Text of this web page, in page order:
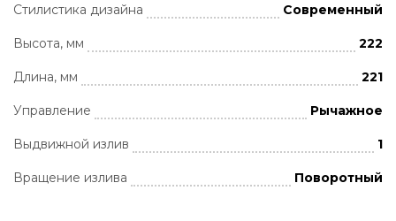
Стилистика дизайна Современный
Высота, мм 222
Длина, мм 221
Управление Рычажное
Выдвижной излив 1
Вращение излива Поворотный